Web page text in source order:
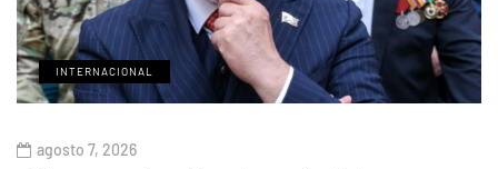
INTERNACIONAL
agosto 7, 2026